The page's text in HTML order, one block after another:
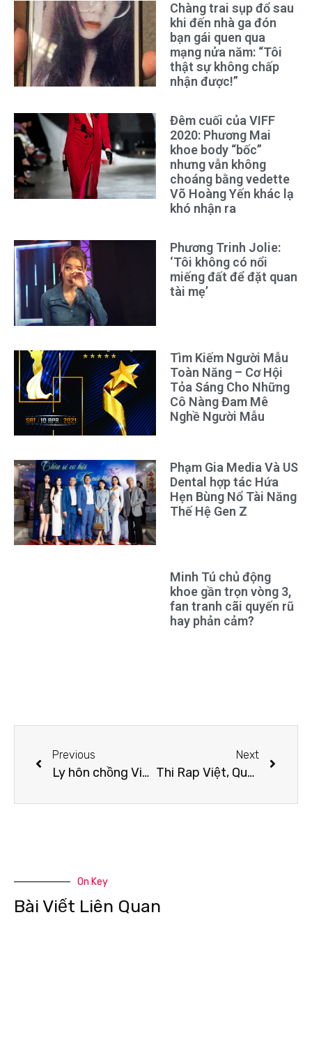
Chàng trai sụp đổ sau
khi đến nhà ga đón
bạn gái quen qua
mạng nửa năm: “Tôi
thật sự không chấp
nhận được!”
Đêm cuối của VIFF
2020: Phương Mai
khoe body “bốc”
nhưng vẫn không
choáng bằng vedette
Võ Hoàng Yến khác lạ
khó nhận ra
Phương Trinh Jolie:
‘Tôi không có nổi
miếng đất để đặt quan
tài mẹ’
Tìm Kiếm Người Mẫu
Toàn Năng – Cơ Hội
Tỏa Sáng Cho Những
Cô Nàng Đam Mê
Nghề Người Mẫu
Phạm Gia Media Và US
Dental hợp tác Hứa
Hẹn Bùng Nổ Tài Năng
Thế Hệ Gen Z
Minh Tú chủ động
khoe gần trọn vòng 3,
fan tranh cãi quyến rũ
hay phản cảm?
Previous
Ly hôn chồng Việt kiều sau 6 năm chung sống, Á hậu Trúc Diễm hiện tại ra sao?
Next
Thi Rap Việt, Quán quân The Voice Kids Quang Anh có tìm được hào quang đã mất?
On Key
Bài Viết Liên Quan